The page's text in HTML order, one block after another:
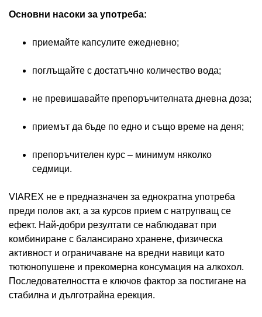
Основни насоки за употреба:
приемайте капсулите ежедневно;
поглъщайте с достатъчно количество вода;
не превишавайте препоръчителната дневна доза;
приемът да бъде по едно и също време на деня;
препоръчителен курс – минимум няколко
седмици.
VIAREX не е предназначен за еднократна употреба
преди полов акт, а за курсов прием с натрупващ се
ефект. Най-добри резултати се наблюдават при
комбиниране с балансирано хранене, физическа
активност и ограничаване на вредни навици като
тютюнопушене и прекомерна консумация на алкохол.
Последователността е ключов фактор за постигане на
стабилна и дълготрайна ерекция.